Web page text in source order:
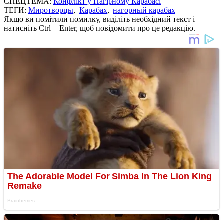
ТЕГИ: Миротворцы, Карабах, нагорный карабах
Якщо ви помітили помилку, виділіть необхідний текст і
натисніть Ctrl + Enter, щоб повідомити про це редакцію.